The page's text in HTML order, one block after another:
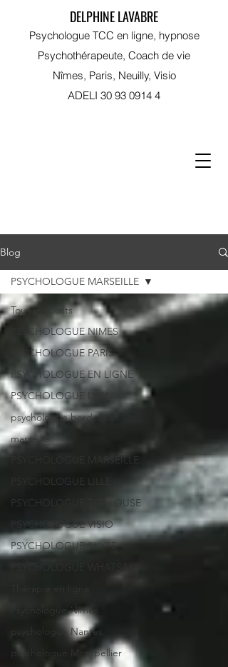
Psychologue TCC en ligne, hypnose
Psychothérapeute, Coach de vie
Nîmes, Paris, Neuilly, Visio
ADELI 30 93 0914 4
DELPHINE LAVABRE
Blog
Tous les posts
PSYCHOLOGUE NIMES
PSYCHOLOGUE PARIS
PSYCHOLOGUE EN LIGNE
PSYCHOLOGUE LYON
psychologue bordeaux
marseille
PSYCHOLOGUE MARSEILLE
PSYCHOLOGUE LILLE
PSYCHOLOGUE TOULOUSE
PSYCHOLOGUE VISIO
PSYCHOLOGUE SKYPE
Psychologue Nimes
psychologue Nantes
psychologue Montpellier
PSYCHOLOGUE MARSEILLE